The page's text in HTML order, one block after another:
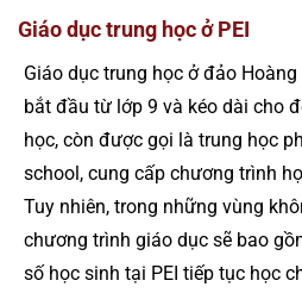
Giáo dục trung học ở PEI
Giáo dục trung học ở đảo
bắt đầu từ lớp 9 và kéo dài cho
học, còn được gọi là trung học
school, cung cấp chương trình
Tuy nhiên, trong những vùng
chương trình giáo dục sẽ bao
số học sinh tại PEI tiếp tục học